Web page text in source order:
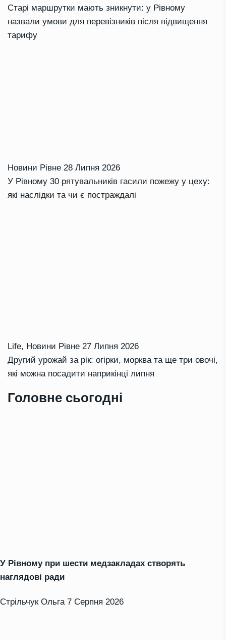
Старі маршрутки мають зникнути: у Рівному
назвали умови для перевізників після підвищення
тарифу
Новини Рівне 28 Липня 2026
У Рівному 30 рятувальників гасили пожежу у цеху:
які наслідки та чи є постраждалі
Life, Новини Рівне 27 Липня 2026
Другий урожай за рік: огірки, морква та ще три овочі,
які можна посадити наприкінці липня
Головне сьогодні
У Рівному при шести медзакладах створять
наглядові ради
Стрільчук Ольга 7 Серпня 2026